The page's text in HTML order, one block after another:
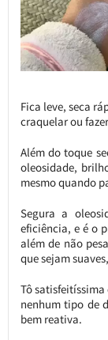
Fica leve, seca
craquelar ou
Além do toque
oleosidade,
mesmo quando
Segura a
eficiência, e é o
além de não
que sejam
Tô
nenhum tipo de
bem reativa.